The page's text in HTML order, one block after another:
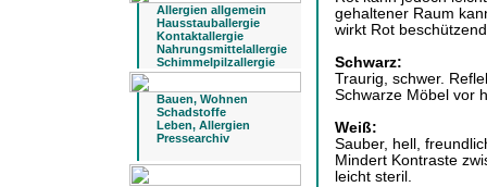
Allergien allgemein
Hausstauballergie
Kontaktallergie
Nahrungsmittelallergie
Schimmelpilzallergie
Bauen, Wohnen
Schadstoffe
Leben, Allergien
Pressearchiv
gehaltener Raum
wirkt Rot
Schwarz:
Traurig, schwer.
Schwarze Möbel vor
Weiß:
Sauber, hell,
Mindert Kontraste
leicht steril.